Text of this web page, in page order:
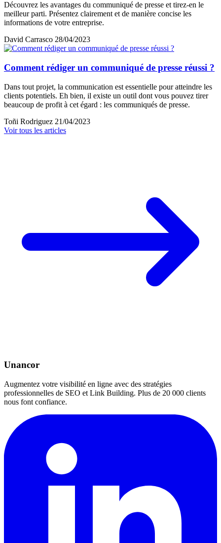
Découvrez les avantages du communiqué de presse et tirez-en le
meilleur parti. Présentez clairement et de manière concise les
informations de votre entreprise.
David Carrasco 28/04/2023
Comment rédiger un communiqué de presse réussi ?
Dans tout projet, la communication est essentielle pour atteindre les
clients potentiels. Eh bien, il existe un outil dont vous pouvez tirer
beaucoup de profit à cet égard : les communiqués de presse.
Toñi Rodriguez 21/04/2023
Voir tous les articles
Unancor
Augmentez votre visibilité en ligne avec des stratégies
professionnelles de SEO et Link Building. Plus de 20 000 clients
nous font confiance.